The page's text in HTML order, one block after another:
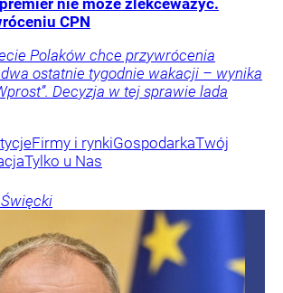
CPN
Polaków chce przywrócenia
ostatnie tygodnie wakacji – wynika
Decyzja w tej sprawie lada
Firmy i rynkiGospodarkaTwój
Tylko u Nas
Święcki